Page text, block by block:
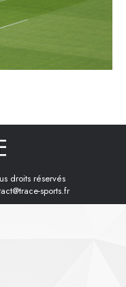
droits réservés
sports.fr